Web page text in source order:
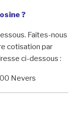
?
Faites-nous
cotisation par
ci-dessous :
Nevers